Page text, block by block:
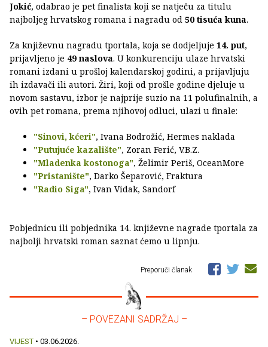
Jokić, odabrao je pet finalista koji se natječu za titulu
najboljeg hrvatskog romana i nagradu od 50 tisuća kuna.
Za književnu nagradu tportala, koja se dodjeljuje 14. put,
prijavljeno je 49 naslova. U konkurenciju ulaze hrvatski
romani izdani u prošloj kalendarskoj godini, a prijavljuju
ih izdavači ili autori. Žiri, koji od prošle godine djeluje u
novom sastavu, izbor je najprije suzio na 11 polufinalnih, a
ovih pet romana, prema njihovoj odluci, ulazi u finale:
"Sinovi, kćeri", Ivana Bodrožić, Hermes naklada
"Putujuće kazalište", Zoran Ferić, V.B.Z.
"Mladenka kostonoga", Želimir Periš, OceanMore
"Pristanište", Darko Šeparović, Fraktura
"Radio Siga", Ivan Vidak, Sandorf
Pobjednicu ili pobjednika 14. književne nagrade tportala za
najbolji hrvatski roman saznat ćemo u lipnju.
Preporuči članak
– POVEZANI SADRŽAJ –
VIJEST • 03.06.2026.